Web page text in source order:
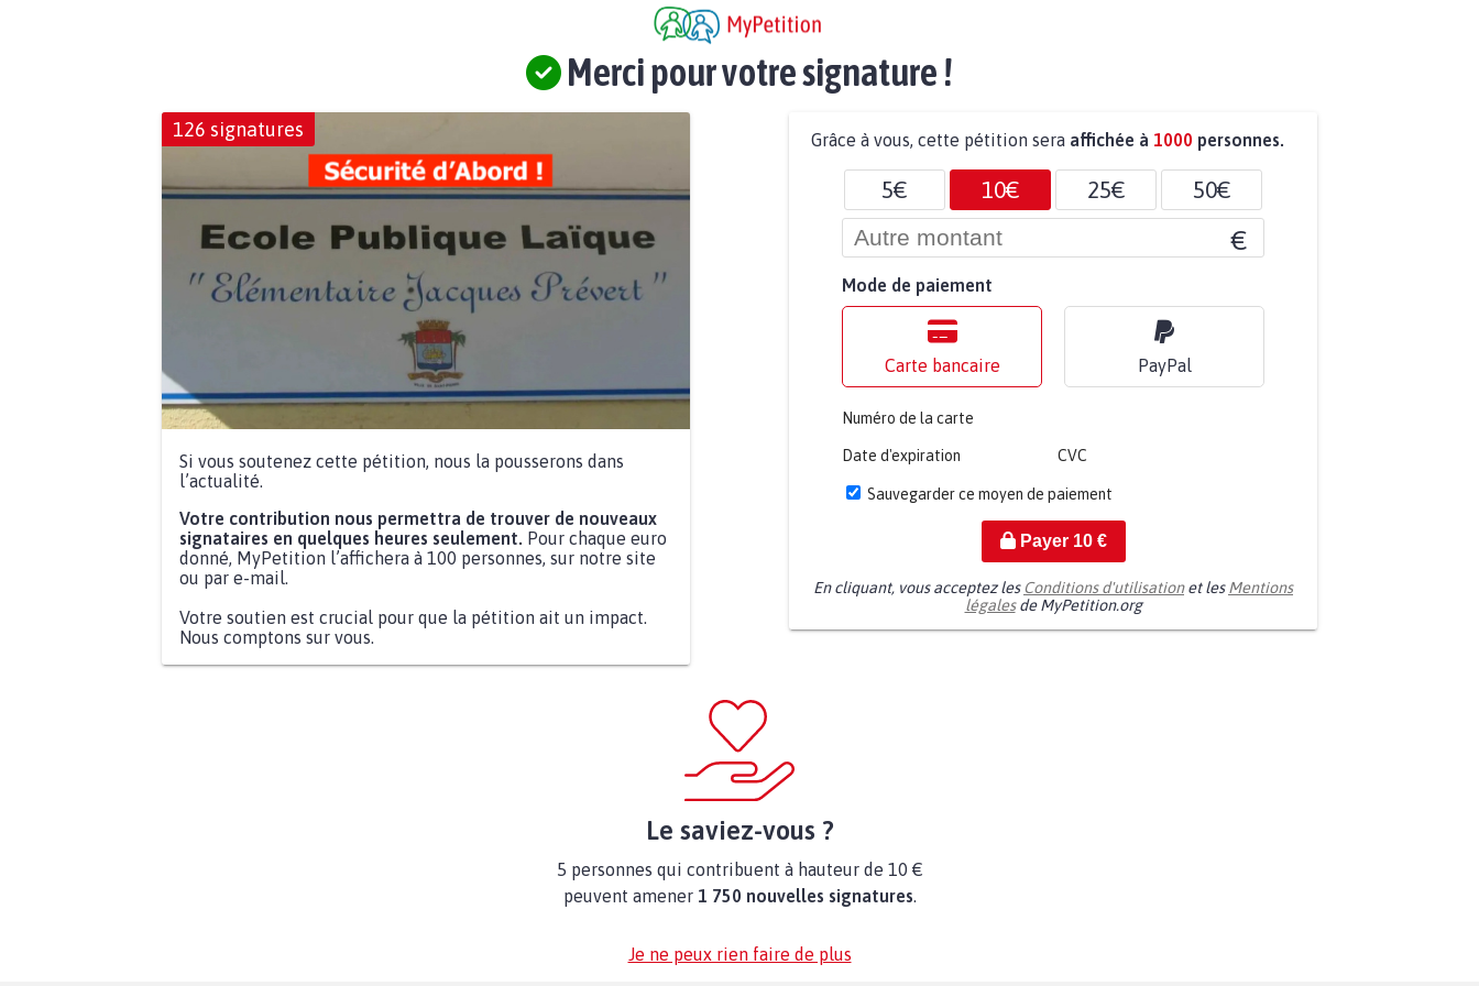
Merci pour votre signature !
126 signatures
Si vous soutenez cette pétition, nous la pousserons dans
l’actualité.
Votre contribution nous permettra de trouver de nouveaux
signataires en quelques heures seulement. Pour chaque euro
donné, MyPetition l’affichera à 100 personnes, sur notre site
ou par e-mail.
Votre soutien est crucial pour que la pétition ait un impact.
Nous comptons sur vous.
Grâce à vous, cette pétition sera affichée à 1000 personnes.
5€ 10€ 25€ 50€
€
Mode de paiement
Carte bancaire PayPal
Numéro de la carte
Date d'expiration CVC
Sauvegarder ce moyen de paiement
Payer 10€
En cliquant, vous acceptez les Conditions d'utilisationet lesMentions
légalesde MyPetition.org
Le saviez-vous ?
5 personnes qui contribuent à hauteur de 10 €
peuvent amener 1 750 nouvelles signatures.
Je ne peux rien faire de plus